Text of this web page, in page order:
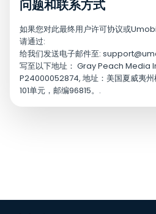
问题和联系方式
如果您对此最终用户许可协议或
请通过:
给我们发送电子邮件至:
写至以下地址： Gray Peach Media
P24000052874, 地址：美国夏威夷
101单元，邮编96815。.